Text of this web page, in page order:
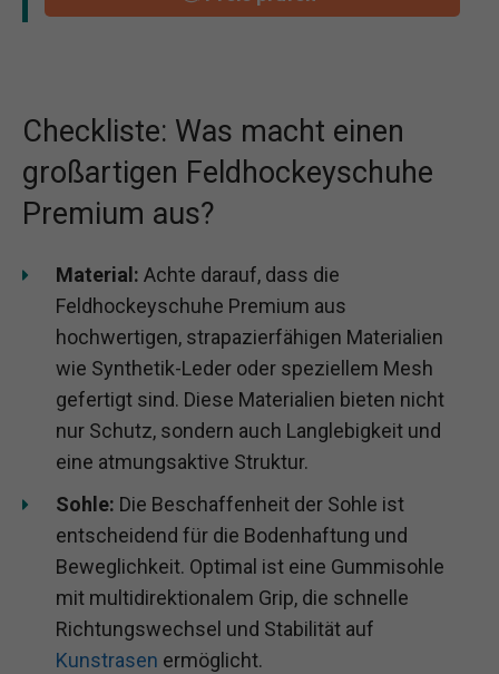
Checkliste: Was macht einen
großartigen Feldhockeyschuhe
Premium aus?
Material: Achte darauf, dass die
Feldhockeyschuhe Premium aus
hochwertigen, strapazierfähigen Materialien
wie Synthetik-Leder oder speziellem Mesh
gefertigt sind. Diese Materialien bieten nicht
nur Schutz, sondern auch Langlebigkeit und
eine atmungsaktive Struktur.
Sohle: Die Beschaffenheit der Sohle ist
entscheidend für die Bodenhaftung und
Beweglichkeit. Optimal ist eine Gummisohle
mit multidirektionalem Grip, die schnelle
Richtungswechsel und Stabilität auf
Kunstrasen ermöglicht.